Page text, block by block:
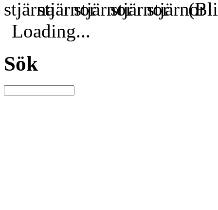
(Bli
Loading...
Sök